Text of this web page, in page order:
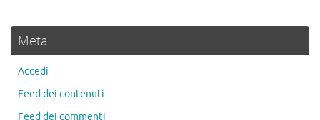
Meta
Accedi
Feed dei contenuti
Feed dei commenti